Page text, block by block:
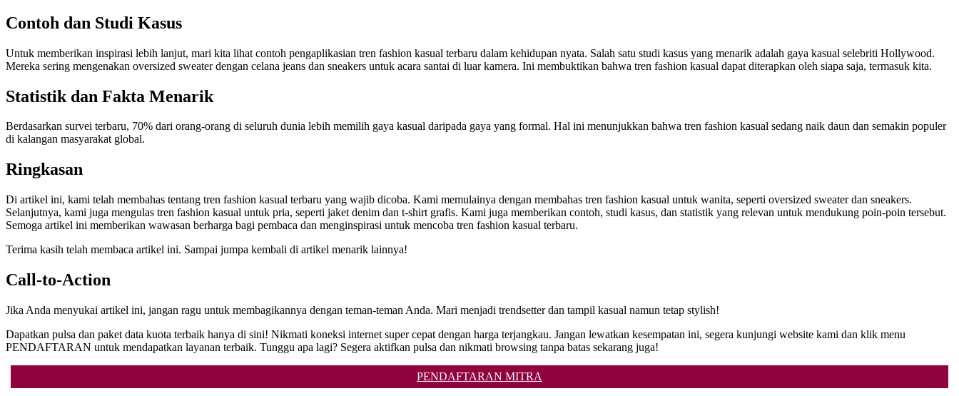
Contoh dan Studi Kasus
Untuk memberikan inspirasi lebih lanjut, mari kita lihat contoh pengaplikasian tren fashion kasual terbaru dalam kehidupan nyata. Salah satu studi kasus yang menarik adalah gaya kasual selebriti Hollywood.
Mereka sering mengenakan oversized sweater dengan celana jeans dan sneakers untuk acara santai di luar kamera. Ini membuktikan bahwa tren fashion kasual dapat diterapkan oleh siapa saja, termasuk kita.
Statistik dan Fakta Menarik
Berdasarkan survei terbaru, 70% dari orang-orang di seluruh dunia lebih memilih gaya kasual daripada gaya yang formal. Hal ini menunjukkan bahwa tren fashion kasual sedang naik daun dan semakin populer
di kalangan masyarakat global.
Ringkasan
Di artikel ini, kami telah membahas tentang tren fashion kasual terbaru yang wajib dicoba. Kami memulainya dengan membahas tren fashion kasual untuk wanita, seperti oversized sweater dan sneakers.
Selanjutnya, kami juga mengulas tren fashion kasual untuk pria, seperti jaket denim dan t-shirt grafis. Kami juga memberikan contoh, studi kasus, dan statistik yang relevan untuk mendukung poin-poin tersebut.
Semoga artikel ini memberikan wawasan berharga bagi pembaca dan menginspirasi untuk mencoba tren fashion kasual terbaru.
Terima kasih telah membaca artikel ini. Sampai jumpa kembali di artikel menarik lainnya!
Call-to-Action
Jika Anda menyukai artikel ini, jangan ragu untuk membagikannya dengan teman-teman Anda. Mari menjadi trendsetter dan tampil kasual namun tetap stylish!
Dapatkan pulsa dan paket data kuota terbaik hanya di sini! Nikmati koneksi internet super cepat dengan harga terjangkau. Jangan lewatkan kesempatan ini, segera kunjungi website kami dan klik menu
PENDAFTARAN untuk mendapatkan layanan terbaik. Tunggu apa lagi? Segera aktifkan pulsa dan nikmati browsing tanpa batas sekarang juga!
PENDAFTARAN MITRA